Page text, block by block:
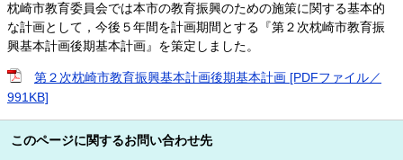
枕崎市教育委員会では本市の教育振興のための施策に関する基本的
な計画として，今後５年間を計画期間とする『第２次枕崎市教育振
興基本計画後期基本計画』を策定しました。
第２次枕崎市教育振興基本計画後期基本計画 [PDFファイル／
991KB]
このページに関するお問い合わせ先